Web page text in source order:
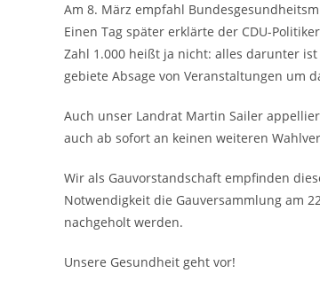
Am 8. März empfahl
Einen Tag später erklärte der CDU-
Zahl 1.000 heißt ja nicht: alles darunter
gebiete Absage von Veranstaltungen um
Auch unser Landrat Martin Sailer
auch ab sofort an keinen weiteren
Wir als Gauvorstandschaft empfinden
Notwendigkeit die Gauversammlung am
nachgeholt werden.
Unsere Gesundheit geht vor!